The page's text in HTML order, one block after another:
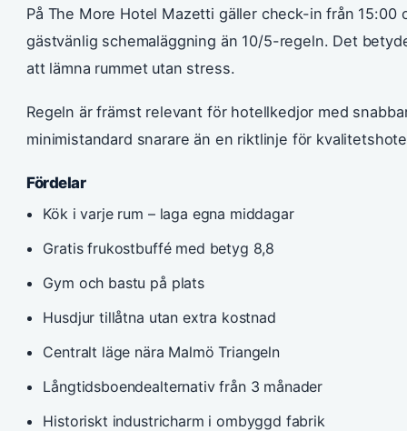
På The More Hotel Mazetti gäller check-in från 15:00
gästvänlig schemaläggning än 10/5-regeln. Det
att lämna rummet utan stress.
Regeln är främst relevant för hotellkedjor med
minimistandard snarare än en riktlinje för
Fördelar
Kök i varje rum – laga egna middagar
Gratis frukostbuffé med betyg 8,8
Gym och bastu på plats
Husdjur tillåtna utan extra kostnad
Centralt läge nära Malmö Triangeln
Långtidsboendealternativ från 3 månader
Historiskt industricharm i ombyggd fabrik